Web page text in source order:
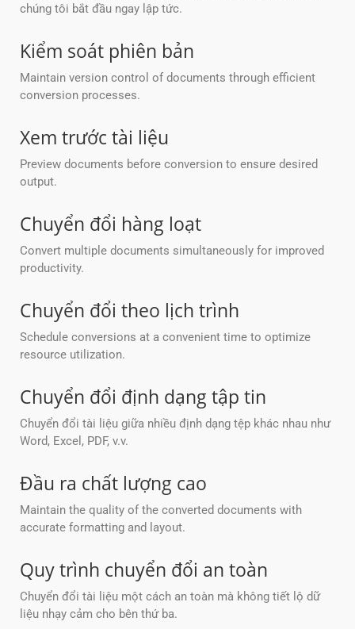
chúng tôi bắt đầu ngay lập tức.
Kiểm soát phiên bản
Maintain version control of documents through efficient
conversion processes.
Xem trước tài liệu
Preview documents before conversion to ensure desired
output.
Chuyển đổi hàng loạt
Convert multiple documents simultaneously for improved
productivity.
Chuyển đổi theo lịch trình
Schedule conversions at a convenient time to optimize
resource utilization.
Chuyển đổi định dạng tập tin
Chuyển đổi tài liệu giữa nhiều định dạng tệp khác nhau như
Word, Excel, PDF, v.v.
Đầu ra chất lượng cao
Maintain the quality of the converted documents with
accurate formatting and layout.
Quy trình chuyển đổi an toàn
Chuyển đổi tài liệu một cách an toàn mà không tiết lộ dữ
liệu nhạy cảm cho bên thứ ba.